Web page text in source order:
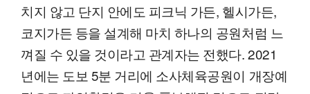
치지 않고 단지 안에도 피크닉 가든, 헬시가든,
코지가든 등을 설계해 마치 하나의 공원처럼 느
껴질 수 있을 것이라고 관계자는 전했다. 2021
년에는 도보 5분 거리에 소사체육공원이 개장예